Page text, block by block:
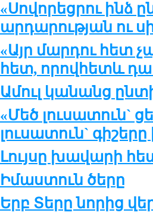
«Սովորեցրու ինձ
արդարության ու
«Այր մարդու հետ
հետ, որովհետև դա
Ամուլ կանանց
«Մեծ լուսատուն`
լուսատուն`
Լույսը խավարի
Իմաստուն ծերը
Երբ Տերը նորից